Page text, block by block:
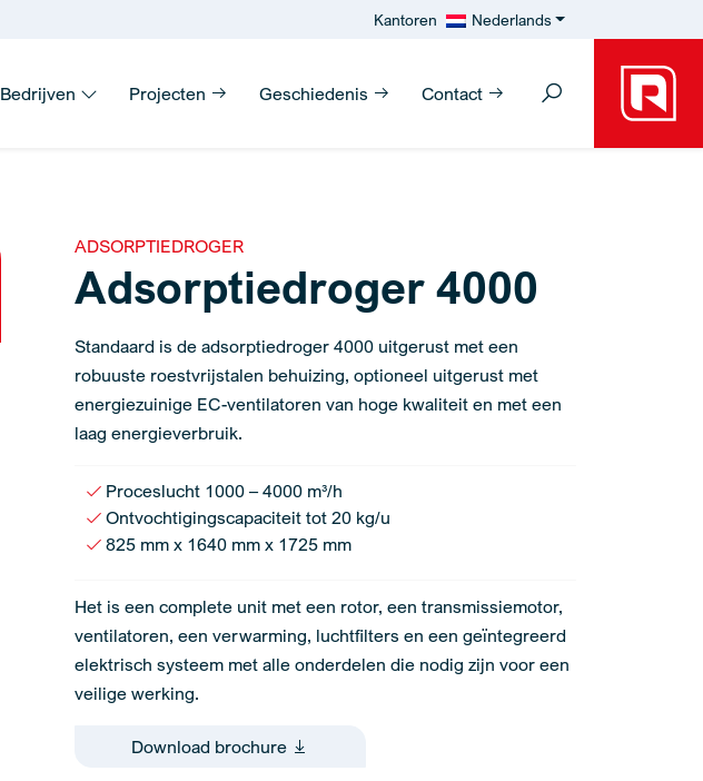
Kantoren Nederlands
Bedrijven Projecten Geschiedenis Contact
ADSORPTIEDROGER
Adsorptiedroger 4000
Standaard is de adsorptiedroger 4000 uitgerust met een
robuuste roestvrijstalen behuizing, optioneel uitgerust met
energiezuinige EC-ventilatoren van hoge kwaliteit en met een
laag energieverbruik.
Proceslucht 1000 – 4000 m³/h
Ontvochtigingscapaciteit tot 20 kg/u
825 mm x 1640 mm x 1725 mm
Het is een complete unit met een rotor, een transmissiemotor,
ventilatoren, een verwarming, luchtfilters en een geïntegreerd
elektrisch systeem met alle onderdelen die nodig zijn voor een
veilige werking.
Download brochure